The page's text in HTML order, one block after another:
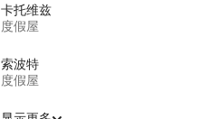
卡托维兹
度假屋
索波特
度假屋